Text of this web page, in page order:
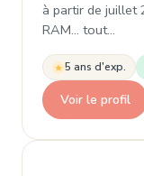
à partir de juillet
RAM... tout…
5 ans d'exp.
Voir le profil